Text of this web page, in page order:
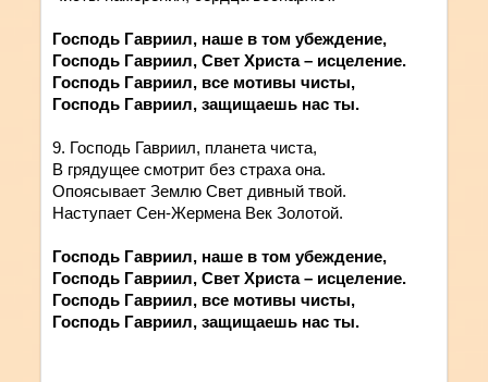
Господь Гавриил, наше в том убеждение,
Господь Гавриил, Свет Христа – исцеление.
Господь Гавриил, все мотивы чисты,
Господь Гавриил, защищаешь нас ты.
9. Господь Гавриил, планета чиста,
В грядущее смотрит без страха она.
Опоясывает Землю Свет дивный твой.
Наступает Сен-Жермена Век Золотой.
Господь Гавриил, наше в том убеждение,
Господь Гавриил, Свет Христа – исцеление.
Господь Гавриил, все мотивы чисты,
Господь Гавриил, защищаешь нас ты.